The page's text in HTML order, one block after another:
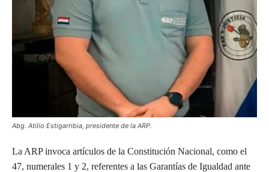
Abg. Atilio Estigarribia, presidente de la ARP.
La ARP invoca artículos de la Constitución Nacional, como el
47, numerales 1 y 2, referentes a las Garantías de Igualdad ante